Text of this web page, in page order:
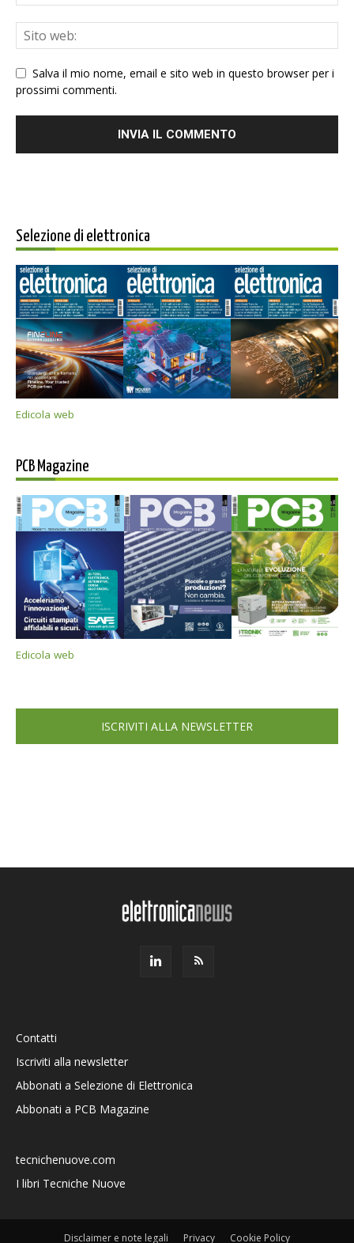
Salva il mio nome, email e sito web in questo browser per i
prossimi commenti.
Selezione di elettronica
Edicola web
PCB Magazine
Edicola web
ISCRIVITI ALLA NEWSLETTER
Contatti
Iscriviti alla newsletter
Abbonati a Selezione di Elettronica
Abbonati a PCB Magazine
tecnichenuove.com
I libri Tecniche Nuove
Disclaimer e note legali Privacy Cookie Policy